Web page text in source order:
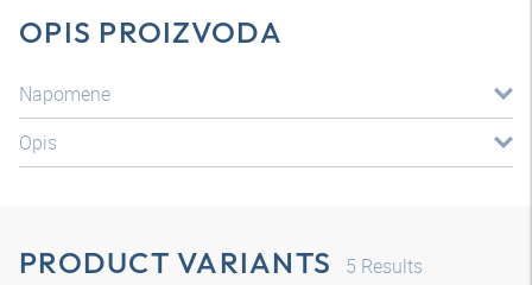
OPIS PROIZVODA
Napomene
Opis
PRODUCT VARIANTS 5 Results